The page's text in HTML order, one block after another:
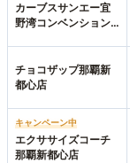
カーブスサンエー宜
野湾コンベンション
チョコザップ那覇新
都心店
キャンペーン中
エクササイズコーチ
那覇新都心店